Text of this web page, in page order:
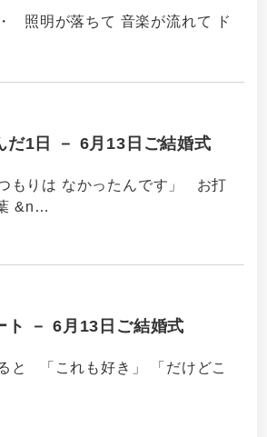
照明が落ちて 音楽が流れて ド
だ1日 － 6月13日ご結婚式
もりは なかったんです」 お打
&n…
ト － 6月13日ご結婚式
と 「これも好き」 「だけどこ